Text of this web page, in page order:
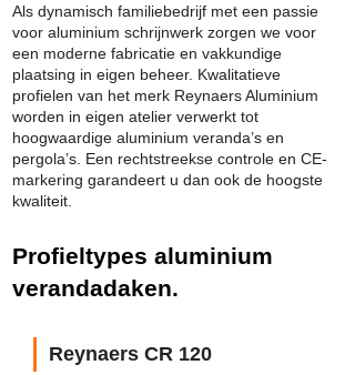
Als dynamisch familiebedrijf met een passie
voor aluminium schrijnwerk zorgen we voor
een moderne fabricatie en vakkundige
plaatsing in eigen beheer. Kwalitatieve
profielen van het merk Reynaers Aluminium
worden in eigen atelier verwerkt tot
hoogwaardige aluminium veranda’s en
pergola’s. Een rechtstreekse controle en CE-
markering garandeert u dan ook de hoogste
kwaliteit.
Profieltypes aluminium
verandadaken.
Reynaers CR 120